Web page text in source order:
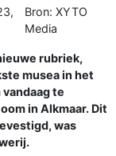
Bron: XYTO
Media
rubriek,
musea in het
te
in Alkmaar. Dit
was